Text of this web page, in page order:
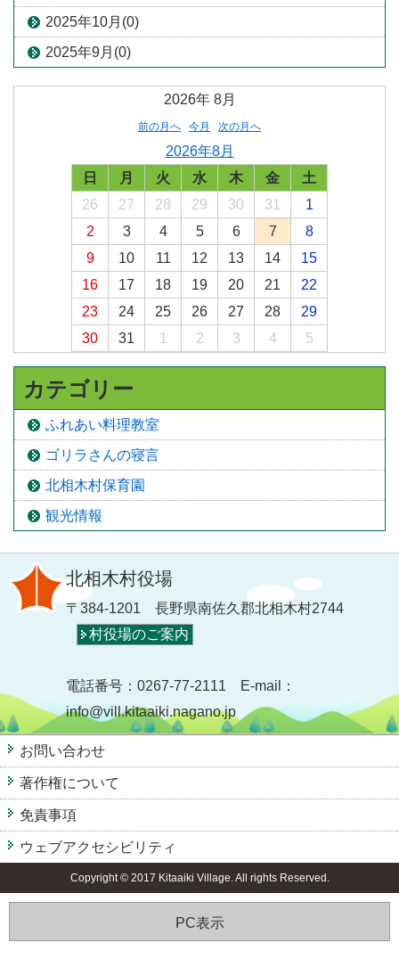
2025年10月(0)
2025年9月(0)
2026年 8月
前の月へ 今月 次の月へ
2026年8月
日
月 火 水 木 金
土
26
27 28 29 30 31
1
2
3 4 5 6 7
8
9
10 11 12 13 14
15
16
17 18 19 20 21
22
23
24 25 26 27 28
29
30
31 1 2 3 4 5
カテゴリー
ふれあい料理教室
ゴリラさんの寝言
北相木村保育園
観光情報
北相木村役場
〒384-1201 長野県南佐久郡北相木村2744
村役場のご案内
電話番号：0267-77-2111 E-mail：
info@vill.kitaaiki.nagano.jp
お問い合わせ
著作権について
免責事項
ウェブアクセシビリティ
Copyright © 2017 Kitaaiki Village. All rights Reserved.
PC表示